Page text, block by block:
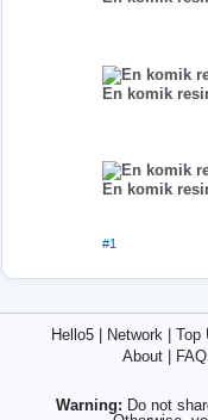
En komik
En komik
#1
Hello5| Network| Top
About
FAQ
Warning: Do not